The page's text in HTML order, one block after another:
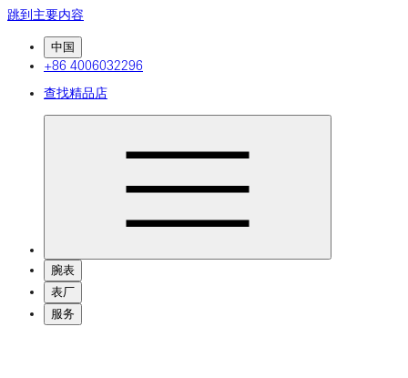
跳到主要内容
中国
+86 4006032296
查找精品店
腕表
表厂
服务